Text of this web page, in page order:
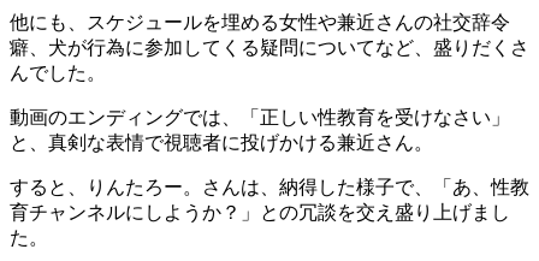
他にも、スケジュールを埋める女性や兼近さんの社交辞令
癖、犬が行為に参加してくる疑問についてなど、盛りだくさ
んでした。
動画のエンディングでは、「正しい性教育を受けなさい」
と、真剣な表情で視聴者に投げかける兼近さん。
すると、りんたろー。さんは、納得した様子で、「あ、性教
育チャンネルにしようか？」との冗談を交え盛り上げまし
た。